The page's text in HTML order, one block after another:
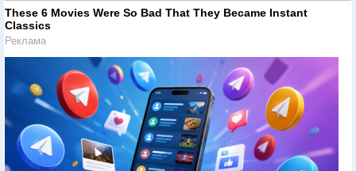
These 6 Movies Were So Bad That They Became Instant
Classics
Реклама